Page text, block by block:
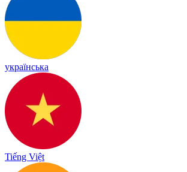
українська
Tiếng Việt